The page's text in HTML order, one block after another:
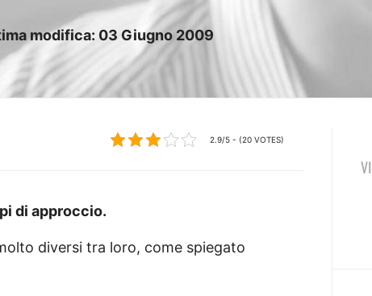
modifica: 03 Giugno 2009
2.9/5 - (20 VOTES)
di approccio.
diversi tra loro, come spiegato